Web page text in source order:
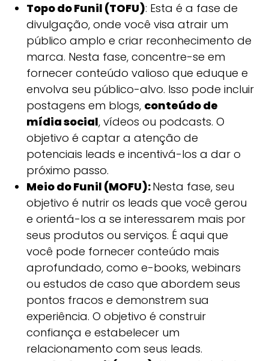
Topo do Funil (TOFU): Esta é a fase de
divulgação, onde você visa atrair um
público amplo e criar reconhecimento de
marca. Nesta fase, concentre-se em
fornecer conteúdo valioso que eduque e
envolva seu público-alvo. Isso pode incluir
postagens em blogs, conteúdo de
mídia social, vídeos ou podcasts. O
objetivo é captar a atenção de
potenciais leads e incentivá-los a dar o
próximo passo.
Meio do Funil (MOFU):Nesta fase, seu
objetivo é nutrir os leads que você gerou
e orientá-los a se interessarem mais por
seus produtos ou serviços. É aqui que
você pode fornecer conteúdo mais
aprofundado, como e-books, webinars
ou estudos de caso que abordem seus
pontos fracos e demonstrem sua
experiência. O objetivo é construir
confiança e estabelecer um
relacionamento com seus leads.